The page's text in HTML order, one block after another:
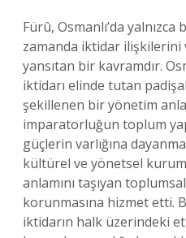
Fürû, Osmanlı’da
zamanda iktidar ilişkilerini
yansıtan bir kavramdır.
iktidarı elinde tutan
şekillenen bir yönetim
imparatorluğun toplum
güçlerin varlığına
kültürel ve yönetsel kurum,
anlamını taşıyan
korunmasına hizmet etti.
iktidarın halk üzerindeki